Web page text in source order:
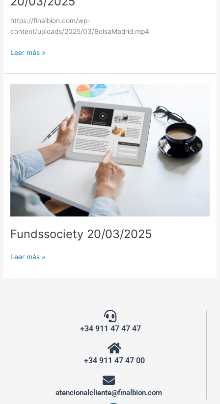
https://finalbion.com/wp-
content/uploads/2025/03/BolsaMadrid.mp4
Leer más »
Fundssociety 20/03/2025
Leer más »
+34 911 47 47 47
+34 911 47 47 00
atencionalcliente@finalbion.com